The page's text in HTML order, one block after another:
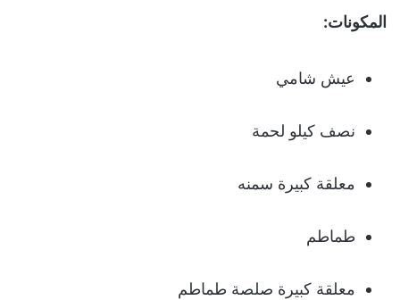
المكونات:
عيش شامي
نصف كيلو لحمة
معلقة كبيرة سمنه
طماطم
معلقة كبيرة صلصة طماطم